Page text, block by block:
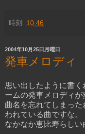
時刻: 10:46
2004年10月25日月曜日
発車メロディ
思い出したように書
ームの発車メロディが
曲名を忘れてしまっ
われている曲ですな。
なかなか恵比寿らしい